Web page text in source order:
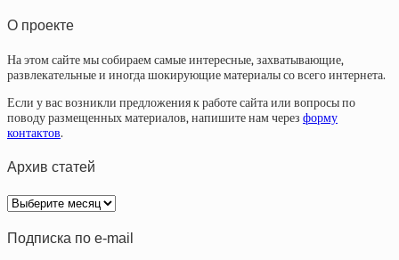
О проекте
На этом сайте мы собираем самые интересные, захватывающие,
развлекательные и иногда шокирующие материалы со всего интернета.
Если у вас возникли предложения к работе сайта или вопросы по
поводу размещенных материалов, напишите нам через форму
контактов.
Архив статей
Архив
статей
Подписка по e-mail